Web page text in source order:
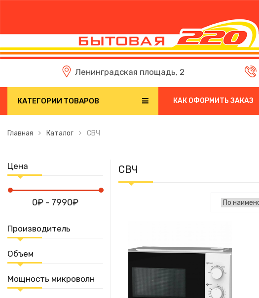
Ленинградская площадь, 2
КАТЕГОРИИ ТОВАРОВ КАК ОФОРМИТЬ ЗАКАЗ
Главная Каталог СВЧ
Цена
0₽ - 7990₽
Производитель
Объем
Мощность микроволн
СВЧ